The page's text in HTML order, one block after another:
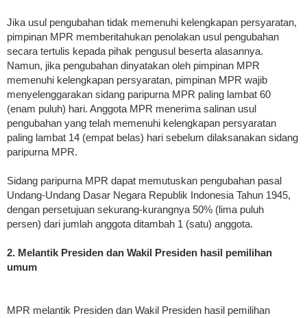
Jika usul pengubahan tidak memenuhi kelengkapan persyaratan,
pimpinan MPR memberitahukan penolakan usul pengubahan
secara tertulis kepada pihak pengusul beserta alasannya.
Namun, jika pengubahan dinyatakan oleh pimpinan MPR
memenuhi kelengkapan persyaratan, pimpinan MPR wajib
menyelenggarakan sidang paripurna MPR paling lambat 60
(enam puluh) hari. Anggota MPR menerima salinan usul
pengubahan yang telah memenuhi kelengkapan persyaratan
paling lambat 14 (empat belas) hari sebelum dilaksanakan sidang
paripurna MPR.
Sidang paripurna MPR dapat memutuskan pengubahan pasal
Undang-Undang Dasar Negara Republik Indonesia Tahun 1945,
dengan persetujuan sekurang-kurangnya 50% (lima puluh
persen) dari jumlah anggota ditambah 1 (satu) anggota.
2. Melantik Presiden dan Wakil Presiden hasil pemilihan
umum
MPR melantik Presiden dan Wakil Presiden hasil pemilihan